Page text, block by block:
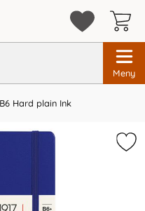
Meny
Hard plain Ink